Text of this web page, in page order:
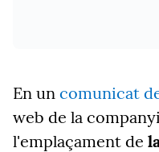
En un comunicat
web de la
l'emplaçament de